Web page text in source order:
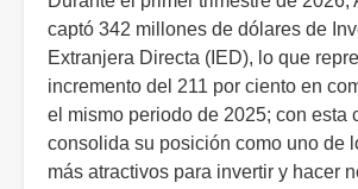
captó 342 millones de dólares de
Extranjera Directa (IED), lo que
incremento del 211 por ciento en
el mismo periodo de 2025; con esta
consolida su posición como uno de
más atractivos para invertir y hacer